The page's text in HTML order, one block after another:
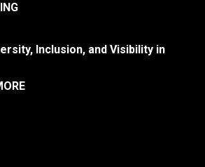
Inclusion, and Visibility in